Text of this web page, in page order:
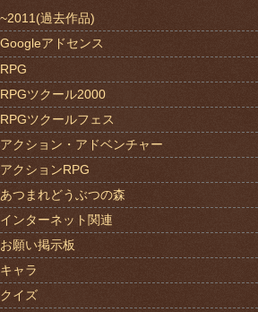
~2011(過去作品)
Googleアドセンス
RPG
RPGツクール2000
RPGツクールフェス
アクション・アドベンチャー
アクションRPG
あつまれどうぶつの森
インターネット関連
お願い掲示板
キャラ
クイズ